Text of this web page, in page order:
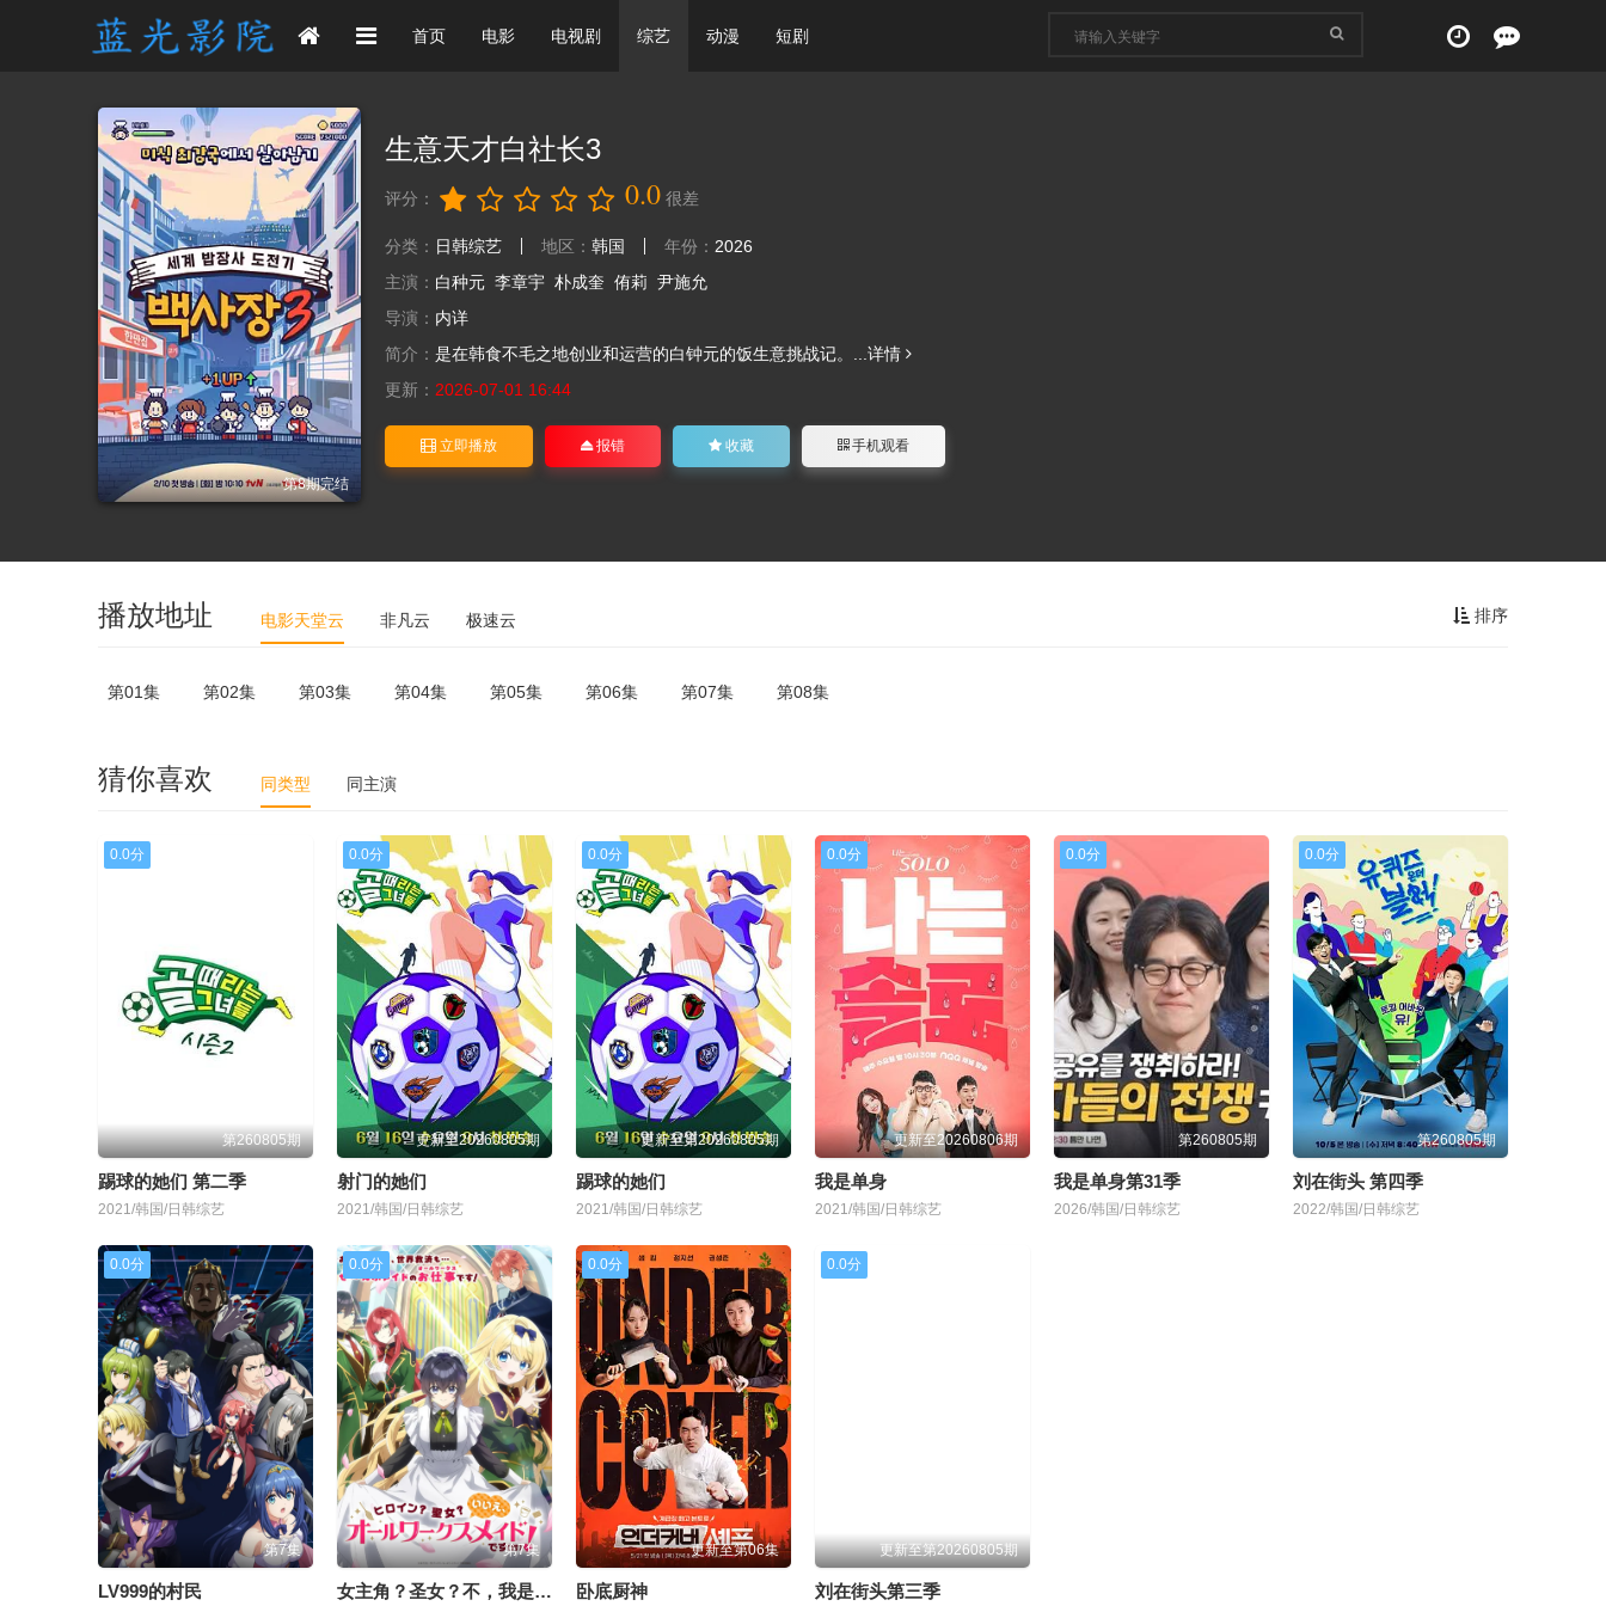
首页 电影 电视剧 综艺 动漫 短剧
第8期完结
生意天才白社长3
评分： 0.0 很差
分类： 日韩综艺 地区： 韩国 年份： 2026
主演： 白种元 李章宇 朴成奎 侑莉 尹施允
导演： 内详
简介： 是在韩食不毛之地创业和运营的白钟元的饭生意挑战记。... 详情
更新： 2026-07-01 16:44
立即播放 报错 收藏 手机观看
排序
播放地址 电影天堂云 非凡云 极速云
第01集 第02集 第03集 第04集 第05集 第06集 第07集 第08集
猜你喜欢 同类型 同主演
0.0分
第260805期
踢球的她们 第二季
2021/韩国/日韩综艺
0.0分
更新至20260805期
射门的她们
2021/韩国/日韩综艺
0.0分
更新至第20260805期
踢球的她们
2021/韩国/日韩综艺
0.0分
更新至20260806期
我是单身
2021/韩国/日韩综艺
0.0分
第260805期
我是单身第31季
2026/韩国/日韩综艺
0.0分
第260805期
刘在街头 第四季
2022/韩国/日韩综艺
0.0分
第7集
LV999的村民
0.0分
第7集
女主角？圣女？不，我是杂役女仆（自豪）！
0.0分
更新至第06集
卧底厨神
0.0分
更新至第20260805期
刘在街头第三季